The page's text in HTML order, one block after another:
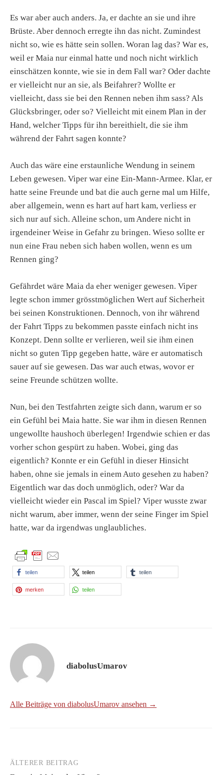
Es war aber auch anders. Ja, er dachte an sie und ihre
Brüste. Aber dennoch erregte ihn das nicht. Zumindest
nicht so, wie es hätte sein sollen. Woran lag das? War es,
weil er Maia nur einmal hatte und noch nicht wirklich
einschätzen konnte, wie sie in dem Fall war? Oder dachte
er vielleicht nur an sie, als Beifahrer? Wollte er
vielleicht, dass sie bei den Rennen neben ihm sass? Als
Glücksbringer, oder so? Vielleicht mit einem Plan in der
Hand, welcher Tipps für ihn bereithielt, die sie ihm
während der Fahrt sagen konnte?
Auch das wäre eine erstaunliche Wendung in seinem
Leben gewesen. Viper war eine Ein-Mann-Armee. Klar, er
hatte seine Freunde und bat die auch gerne mal um Hilfe,
aber allgemein, wenn es hart auf hart kam, verliess er
sich nur auf sich. Alleine schon, um Andere nicht in
irgendeiner Weise in Gefahr zu bringen. Wieso sollte er
nun eine Frau neben sich haben wollen, wenn es um
Rennen ging?
Gefährdet wäre Maia da eher weniger gewesen. Viper
legte schon immer grösstmöglichen Wert auf Sicherheit
bei seinen Konstruktionen. Dennoch, von ihr während
der Fahrt Tipps zu bekommen passte einfach nicht ins
Konzept. Denn sollte er verlieren, weil sie ihm einen
nicht so guten Tipp gegeben hatte, wäre er automatisch
sauer auf sie gewesen. Das war auch etwas, wovor er
seine Freunde schützen wollte.
Nun, bei den Testfahrten zeigte sich dann, warum er so
ein Gefühl bei Maia hatte. Sie war ihm in diesen Rennen
ungewollte haushoch überlegen! Irgendwie schien er das
vorher schon gespürt zu haben. Wobei, ging das
eigentlich? Konnte er ein Gefühl in dieser Hinsicht
haben, ohne sie jemals in einem Auto gesehen zu haben?
Eigentlich war das doch unmöglich, oder? War da
vielleicht wieder ein Pascal im Spiel? Viper wusste zwar
nicht warum, aber immer, wenn der seine Finger im Spiel
hatte, war da irgendwas unglaubliches.
teilen teilen teilen
merken teilen
diabolusUmarov
Alle Beiträge von diabolusUmarov ansehen →
Beitrags-
ÄLTERER BEITRAG